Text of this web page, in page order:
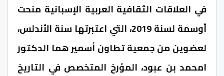
في العلاقات الثقافية العربية الإسبانية منحت
أوسمة لسنة 2019، التي اعتبرتها سنة الأندلس،
لعضوين من جمعية تطاون أسمير هما الدكتور
امحمد بن عبود، المؤرخ المتخصص في التاريخ